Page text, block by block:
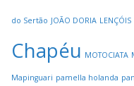
do Sertão JOÃO DORIA LENÇÓIS
Chapéu MOTOCIATA
Mapinguari pamella holanda